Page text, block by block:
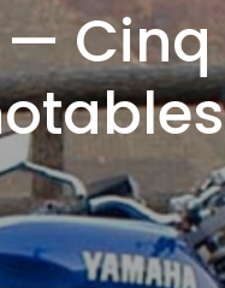
— Cinq